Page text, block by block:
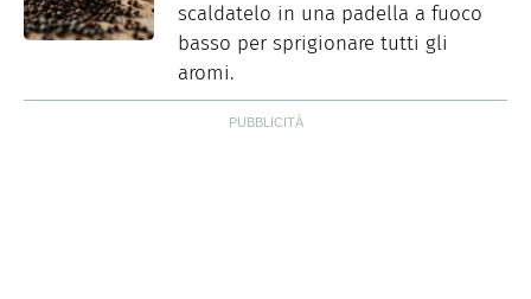
scaldatelo in una padella a fuoco
basso per sprigionare tutti gli
aromi.